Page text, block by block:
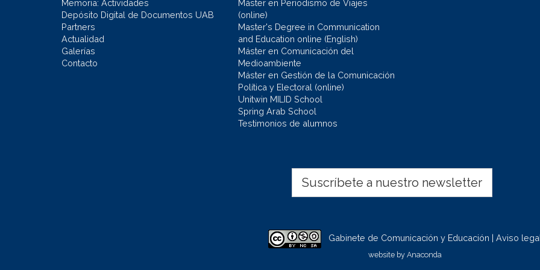
Memoria: Actividades
Depósito Digital de Documentos UAB
Partners
Actualidad
Galerías
Contacto
Máster en Periodismo de Viajes
(online)
Master's Degree in Communication
and Education online (English)
Máster en Comunicación del
Medioambiente
Máster en Gestión de la Comunicación
Política y Electoral (online)
Unitwin MILID School
Spring Arab School
Testimonios de alumnos
Suscríbete a nuestro newsletter
Gabinete de Comunicación y Educación | Aviso legal
website by Anaconda